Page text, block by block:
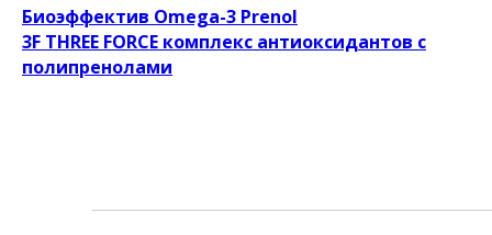
Биоэффектив Omega-3 Prenol
3F THREE FORCE комплекс антиоксидантов с
полипренолами